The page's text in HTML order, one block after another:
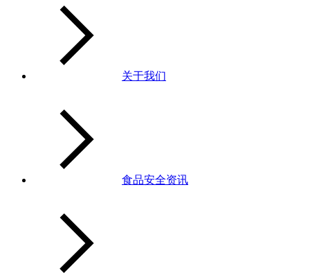
关于我们
食品安全资讯